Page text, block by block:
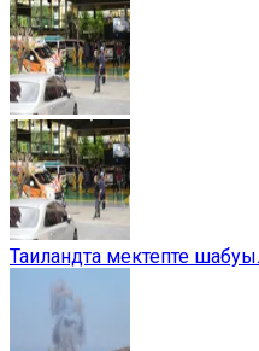
Таиландта мектепте